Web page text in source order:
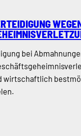
bei
wirtschaftlich